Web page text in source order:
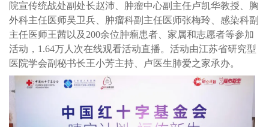
院宣传统战处副处长赵沛、肿瘤中心副主任卢凯华教授、胸
外科主任医师吴卫兵、肿瘤科副主任医师张梅玲、感染科副
主任医师王茜以及200余位肿瘤患者、家属和志愿者等参加
活动，1.64万人次在线观看活动直播。活动由江苏省研究型
医院学会副秘书长王小芳主持、卢医生肺爱之家承办。